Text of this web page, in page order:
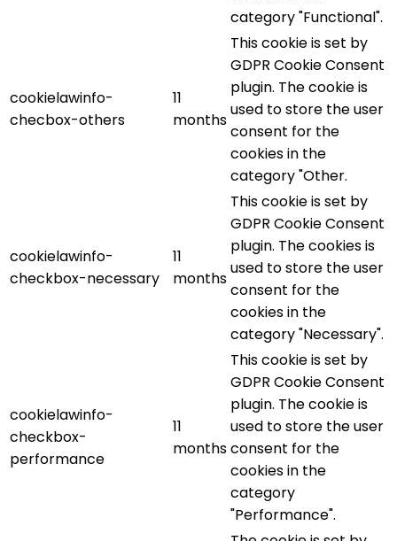
category "Functional".
cookielawinfo-
checbox-others
11
months
This cookie is set by
GDPR Cookie Consent
plugin. The cookie is
used to store the user
consent for the
cookies in the
category "Other.
cookielawinfo-
checkbox-necessary
11
months
This cookie is set by
GDPR Cookie Consent
plugin. The cookies is
used to store the user
consent for the
cookies in the
category "Necessary".
cookielawinfo-
checkbox-
performance
11
months
This cookie is set by
GDPR Cookie Consent
plugin. The cookie is
used to store the user
consent for the
cookies in the
category
"Performance".